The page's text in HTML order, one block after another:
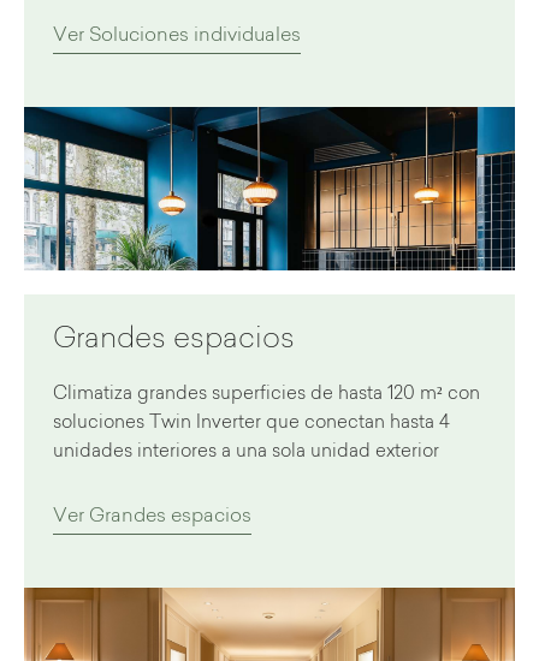
Ver Soluciones individuales
Grandes espacios
Climatiza grandes superficies de hasta 120 m² con
soluciones Twin Inverter que conectan hasta 4
unidades interiores a una sola unidad exterior
Ver Grandes espacios